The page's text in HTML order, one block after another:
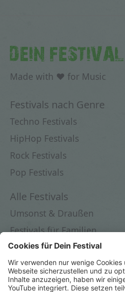
DEIN FESTIVAL
Made with ♥ for Music
Festivals nach Genre
Techno Festivals
HipHop Festivals
Rock Festivals
Pop Festivals
Alle Festivals
Umsonst & Draußen
Festivals für Familien
Festivals in Deutschland
Festivals 2026
Dein Festival